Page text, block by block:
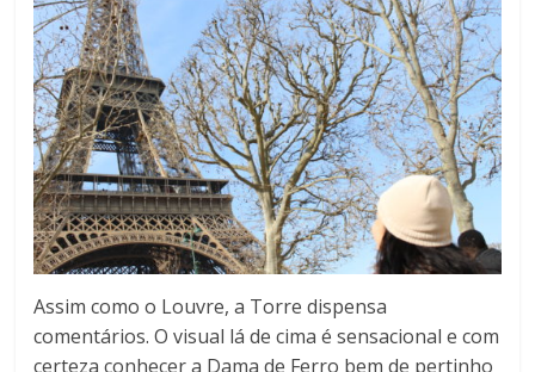
Assim como o Louvre, a Torre dispensa
comentários. O visual lá de cima é sensacional e com
certeza conhecer a Dama de Ferro bem de pertinho